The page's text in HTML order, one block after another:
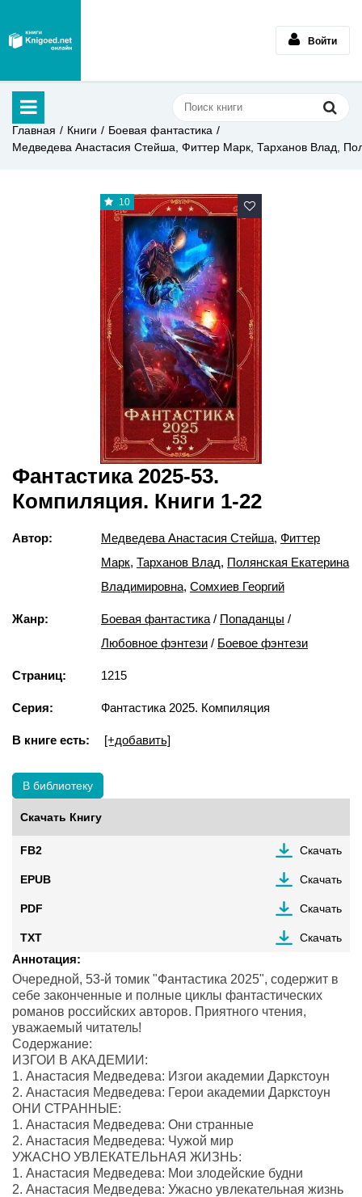
Войти
Главная Книги
Боевая фантастика
Медведева Анастасия Стейша, Фиттер Марк, Тарханов Влад,
10
Фантастика 2025-53.
Компиляция. Книги 1-22
Автор: Медведева Анастасия Стейша, Фиттер
Марк, Тарханов Влад, Полянская Екатерина
Владимировна, Сомхиев Георгий
Жанр: Боевая фантастика / Попаданцы /
Любовное фэнтези / Боевое фэнтези
Страниц: 1215
Серия: Фантастика 2025. Компиляция
В книге есть: [+добавить]
В библиотеку
Скачать Книгу
FB2 Скачать
EPUB Скачать
PDF Скачать
TXT Скачать
Аннотация:
Очередной, 53-й томик "Фантастика 2025", содержит в
себе законченные и полные циклы фантастических
романов российских авторов. Приятного чтения,
уважаемый читатель!
Содержание:
ИЗГОИ В АКАДЕМИИ:
1. Анастасия Медведева: Изгои академии Даркстоун
2. Анастасия Медведева: Герои академии Даркстоун
ОНИ СТРАННЫЕ:
1. Анастасия Медведева: Они странные
2. Анастасия Медведева: Чужой мир
УЖАСНО УВЛЕКАТЕЛЬНАЯ ЖИЗНЬ:
1. Анастасия Медведева: Мои злодейские будни
2. Анастасия Медведева: Ужасно увлекательная жизнь